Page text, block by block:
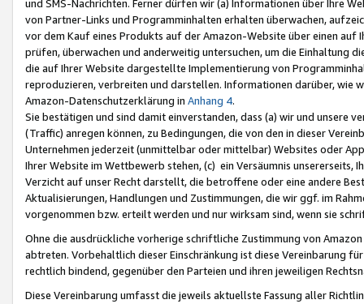
und SMS-Nachrichten. Ferner dürfen wir (a) Informationen über Ihre
von Partner-Links und Programminhalten erhalten überwachen,
vor dem Kauf eines Produkts auf der Amazon-Website über einen
prüfen, überwachen und anderweitig untersuchen, um die Einhaltung
die auf Ihrer Website dargestellte Implementierung von
reproduzieren, verbreiten und darstellen. Informationen darüber, wie
Amazon-Datenschutzerklärung in Anhang 4.
Sie bestätigen und sind damit einverstanden, dass (a) wir und
(Traffic) anregen können, zu Bedingungen, die von den in dieser
Unternehmen jederzeit (unmittelbar oder mittelbar) Websites oder
Ihrer Website im Wettbewerb stehen, (c) ein Versäumnis unsererseits,
Verzicht auf unser Recht darstellt, die betroffene oder eine andere
Aktualisierungen, Handlungen und Zustimmungen, die wir ggf. im
vorgenommen bzw. erteilt werden und nur wirksam sind, wenn sie
Ohne die ausdrückliche vorherige schriftliche Zustimmung von
abtreten. Vorbehaltlich dieser Einschränkung ist diese Vereinbarung
rechtlich bindend, gegenüber den Parteien und ihren jeweiligen
Diese Vereinbarung umfasst die jeweils aktuellste Fassung aller